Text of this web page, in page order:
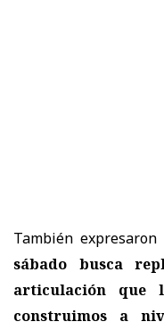
También expresaron
sábado busca
articulación que
construimos a